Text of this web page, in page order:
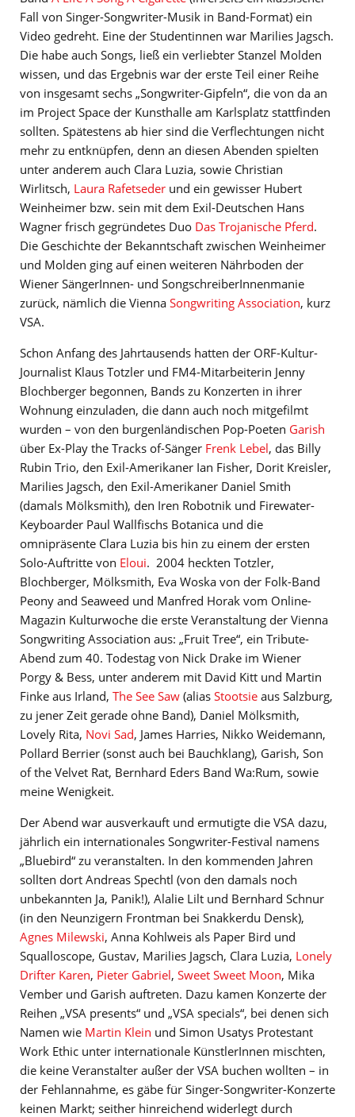
Fall von Singer-Songwriter-Musik in Band-Format) ein
Video gedreht. Eine der Studentinnen war Marilies Jagsch.
Die habe auch Songs, ließ ein verliebter Stanzel Molden
wissen, und das Ergebnis war der erste Teil einer Reihe
von insgesamt sechs „Songwriter-Gipfeln“, die von da an
im Project Space der Kunsthalle am Karlsplatz stattfinden
sollten. Spätestens ab hier sind die Verflechtungen nicht
mehr zu entknüpfen, denn an diesen Abenden spielten
unter anderem auch Clara Luzia, sowie Christian
Wirlitsch, Laura Rafetseder und ein gewisser Hubert
Weinheimer bzw. sein mit dem Exil-Deutschen Hans
Wagner frisch gegründetes Duo Das Trojanische Pferd.
Die Geschichte der Bekanntschaft zwischen Weinheimer
und Molden ging auf einen weiteren Nährboden der
Wiener SängerInnen- und SongschreiberInnenmanie
zurück, nämlich die Vienna Songwriting Association, kurz
VSA.
Schon Anfang des Jahrtausends hatten der ORF-Kultur-
Journalist Klaus Totzler und FM4-Mitarbeiterin Jenny
Blochberger begonnen, Bands zu Konzerten in ihrer
Wohnung einzuladen, die dann auch noch mitgefilmt
wurden – von den burgenländischen Pop-Poeten Garish
über Ex-Play the Tracks of-Sänger Frenk Lebel, das Billy
Rubin Trio, den Exil-Amerikaner Ian Fisher, Dorit Kreisler,
Marilies Jagsch, den Exil-Amerikaner Daniel Smith
(damals Mölksmith), den Iren Robotnik und Firewater-
Keyboarder Paul Wallfischs Botanica und die
omnipräsente Clara Luzia bis hin zu einem der ersten
Solo-Auftritte von Eloui. 2004 heckten Totzler,
Blochberger, Mölksmith, Eva Woska von der Folk-Band
Peony and Seaweed und Manfred Horak vom Online-
Magazin Kulturwoche die erste Veranstaltung der Vienna
Songwriting Association aus: „Fruit Tree“, ein Tribute-
Abend zum 40. Todestag von Nick Drake im Wiener
Porgy & Bess, unter anderem mit David Kitt und Martin
Finke aus Irland, The See Saw (alias Stootsie aus Salzburg,
zu jener Zeit gerade ohne Band), Daniel Mölksmith,
Lovely Rita, Novi Sad, James Harries, Nikko Weidemann,
Pollard Berrier (sonst auch bei Bauchklang), Garish, Son
of the Velvet Rat, Bernhard Eders Band Wa:Rum, sowie
meine Wenigkeit.
Der Abend war ausverkauft und ermutigte die VSA dazu,
jährlich ein internationales Songwriter-Festival namens
„Bluebird“ zu veranstalten. In den kommenden Jahren
sollten dort Andreas Spechtl (von den damals noch
unbekannten Ja, Panik!), Alalie Lilt und Bernhard Schnur
(in den Neunzigern Frontman bei Snakkerdu Densk),
Agnes Milewski, Anna Kohlweis als Paper Bird und
Squalloscope, Gustav, Marilies Jagsch, Clara Luzia, Lonely
Drifter Karen, Pieter Gabriel, Sweet Sweet Moon, Mika
Vember und Garish auftreten. Dazu kamen Konzerte der
Reihen „VSA presents“ und „VSA specials“, bei denen sich
Namen wie Martin Klein und Simon Usatys Protestant
Work Ethic unter internationale KünstlerInnen mischten,
die keine Veranstalter außer der VSA buchen wollten – in
der Fehlannahme, es gäbe für Singer-Songwriter-Konzerte
keinen Markt; seither hinreichend widerlegt durch